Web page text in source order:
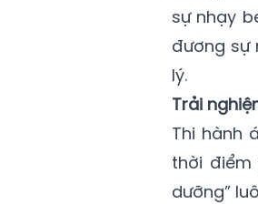
sự nhạy
đương sự
lý.
Trải
Thi hành
thời
dưỡng”